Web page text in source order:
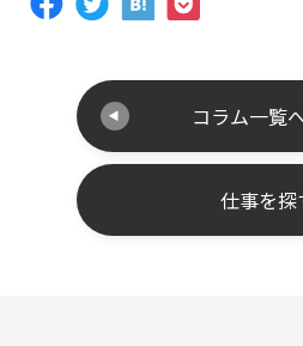
コラム一覧
仕事を探